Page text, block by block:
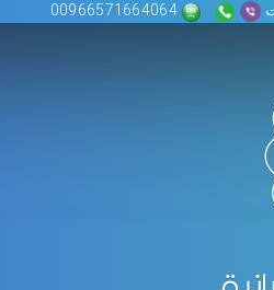
00966571664064